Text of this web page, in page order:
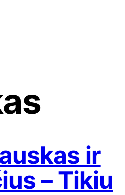
ir
– Tikiu